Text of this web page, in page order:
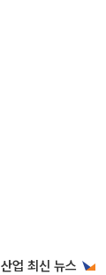
산업 최신 뉴스